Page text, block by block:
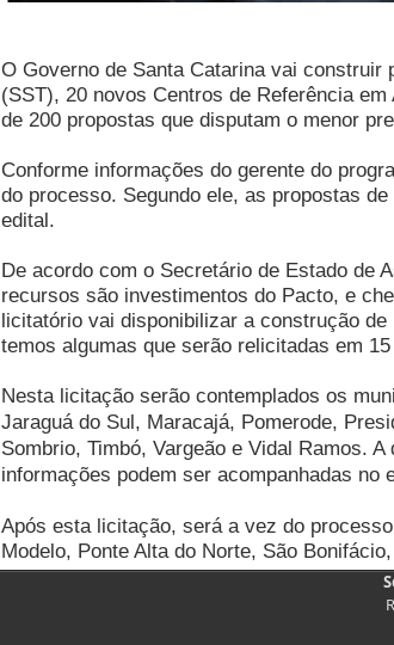
O Governo de Santa Catarina vai construir
(SST), 20 novos Centros de Referência
de 200 propostas que disputam o menor
Conforme informações do gerente do
do processo. Segundo ele, as propostas
edital.
De acordo com o Secretário de Estado de
recursos são investimentos do Pacto, e
licitatório vai disponibilizar a construção
temos algumas que serão relicitadas em
Nesta licitação serão contemplados os
Jaraguá do Sul, Maracajá, Pomerode,
Sombrio, Timbó, Vargeão e Vidal Ramos.
informações podem ser acompanhadas no
Após esta licitação, será a vez do
Modelo, Ponte Alta do Norte, São